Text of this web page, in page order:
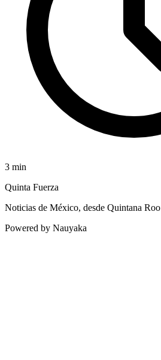
3 min
Quinta Fuerza
Noticias de México, desde Quintana Roo
Powered by Nauyaka